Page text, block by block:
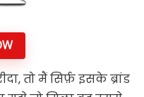
तो मैं सिर्फ़ इसके ब्रांड